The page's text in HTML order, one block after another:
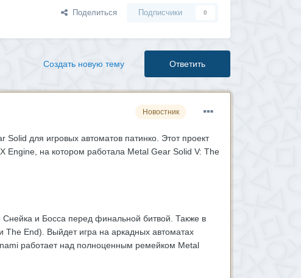
Поделиться Подписчики 0
Ответить
Создать новую тему
Новостник
для игровых автоматов патинко. Этот проект
Engine, на котором работала Metal Gear Solid V: The
и Босса перед финальной битвой. Также в
The End). Выйдет игра на аркадных автоматах
работает над полноценным ремейком Metal